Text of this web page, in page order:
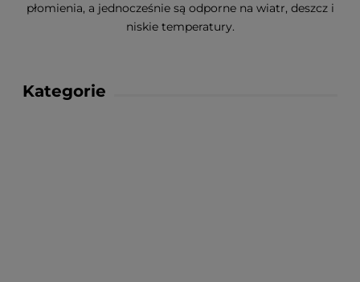
Kategorie
płomienia, a jednocześnie są odporne na wiatr, deszcz i
niskie temperatury.